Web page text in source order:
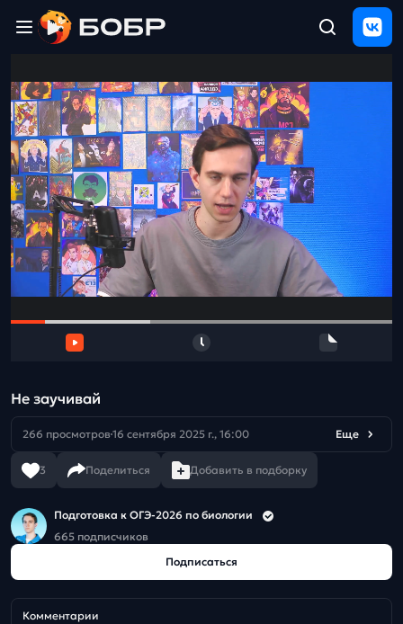
ЩЕЛЧОК
2026
Полезные
материалы
Проверка
сочинений
Тех
поддержка
и
Не заучивай
266 просмотров 16 сентября 2025 г., 16:00 Еще
3 Поделиться Добавить в подборку
Подготовка к ОГЭ-2026 по биологии
665 подписчиков
Подписаться
Комментарии